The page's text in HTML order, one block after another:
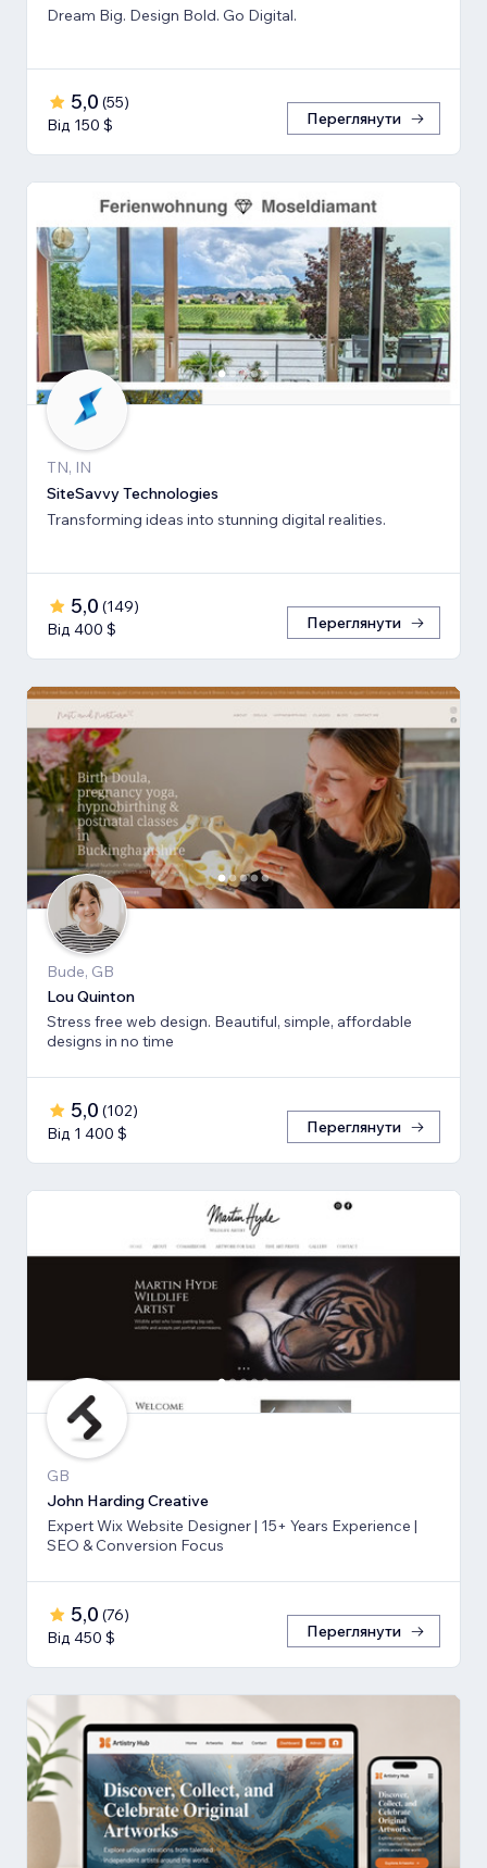
Dream Big. Design Bold. Go Digital.
5,0 (55)
Від 150 $
Переглянути
TN, IN
SiteSavvy Technologies
Transforming ideas into stunning digital realities.
5,0 (149)
Від 400 $
Переглянути
Bude, GB
Lou Quinton
Stress free web design. Beautiful, simple, affordable
designs in no time
5,0 (102)
Від 1 400 $
Переглянути
GB
John Harding Creative
Expert Wix Website Designer | 15+ Years Experience |
SEO & Conversion Focus
5,0 (76)
Від 450 $
Переглянути